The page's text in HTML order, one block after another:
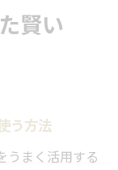
賢い
う方法
うまく活用する